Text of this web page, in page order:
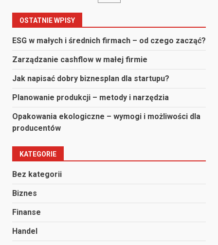
wpisach
OSTATNIE WPISY
ESG w małych i średnich firmach – od czego zacząć?
Zarządzanie cashflow w małej firmie
Jak napisać dobry biznesplan dla startupu?
Planowanie produkcji – metody i narzędzia
Opakowania ekologiczne – wymogi i możliwości dla
producentów
KATEGORIE
Bez kategorii
Biznes
Finanse
Handel